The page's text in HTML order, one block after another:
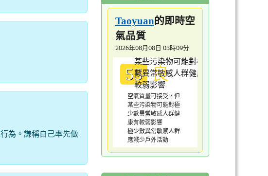
為。謙稱自己率先做
Taoyuan的即時空
氣品質
2026年08月08日 03時09分
55 良
空氣質量可接受，但
某些污染物可能對極
少數異常敏感人群健
康有較弱影響
極少數異常敏感人群
應減少戶外活動